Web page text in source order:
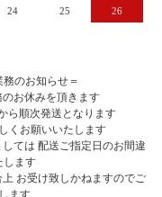
24 25 26
のお知らせ＝
お休みを頂きます
ら順次発送となります
くお願いいたします
ては 配送ご指定日のお間違
します
お受け致しかねますのでご
ます